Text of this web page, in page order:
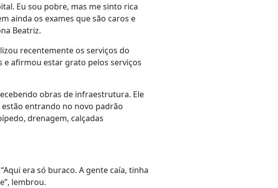
Eu sou pobre, mas me sinto rica
ainda os exames que são caros e
Beatriz.
recentemente os serviços do
e afirmou estar grato pelos serviços
obras de infraestrutura. Ele
estão entrando no novo padrão
drenagem, calçadas
era só buraco. A gente caía, tinha
lembrou.